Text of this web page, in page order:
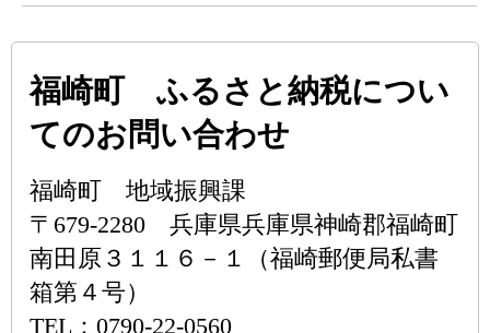
福崎町 ふるさと納税につい
てのお問い合わせ
福崎町 地域振興課
〒679-2280 兵庫県兵庫県神崎郡福崎町
南田原３１１６－１（福崎郵便局私書
箱第４号）
TEL：0790-22-0560